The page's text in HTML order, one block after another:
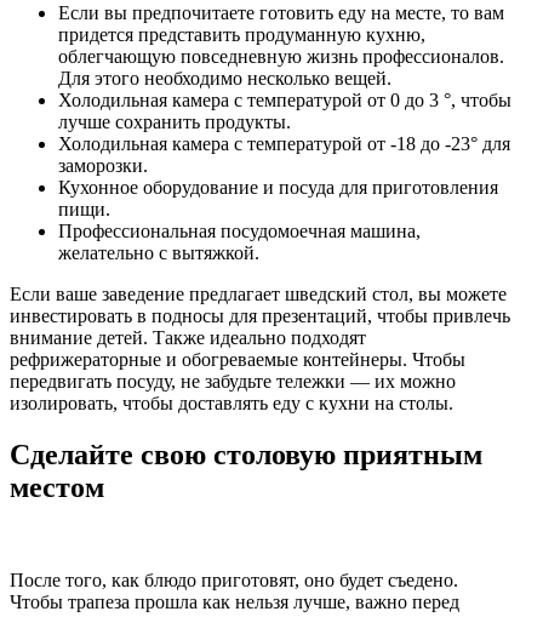
Если вы предпочитаете готовить еду на месте, то вам
придется представить продуманную кухню,
облегчающую повседневную жизнь профессионалов.
Для этого необходимо несколько вещей.
Холодильная камера с температурой от 0 до 3 °, чтобы
лучше сохранить продукты.
Холодильная камера с температурой от -18 до -23° для
заморозки.
Кухонное оборудование и посуда для приготовления
пищи.
Профессиональная посудомоечная машина,
желательно с вытяжкой.
Если ваше заведение предлагает шведский стол, вы можете
инвестировать в подносы для презентаций, чтобы привлечь
внимание детей. Также идеально подходят
рефрижераторные и обогреваемые контейнеры. Чтобы
передвигать посуду, не забудьте тележки — их можно
изолировать, чтобы доставлять еду с кухни на столы.
Сделайте свою столовую приятным
местом
После того, как блюдо приготовят, оно будет съедено.
Чтобы трапеза прошла как нельзя лучше, важно перед